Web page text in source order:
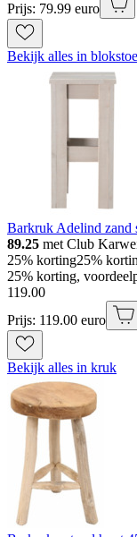
Prijs: 79.99 euro
Bekijk alles in
Barkruk Adelind zand
89.25 met Club
25% korting25%
25% korting,
119.00
Prijs: 119.00 euro
Bekijk alles in kruk